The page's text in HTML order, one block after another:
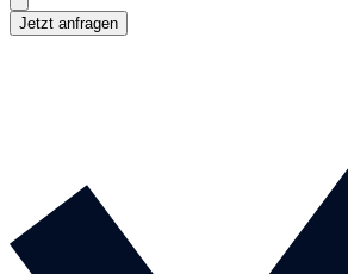
Jetzt anfragen